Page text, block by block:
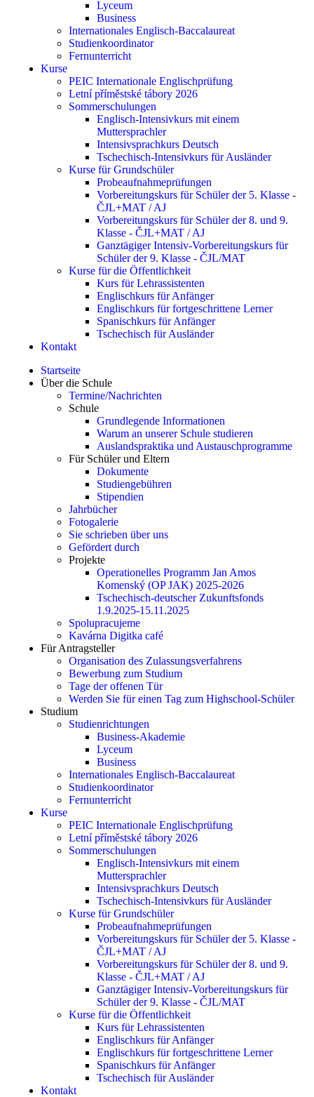
Lyceum
Business
Internationales Englisch-Baccalaureat
Studienkoordinator
Fernunterricht
Kurse
PEIC Internationale Englischprüfung
Letní příměstské tábory 2026
Sommerschulungen
Englisch-Intensivkurs mit einem
Muttersprachler
Intensivsprachkurs Deutsch
Tschechisch-Intensivkurs für Ausländer
Kurse für Grundschüler
Probeaufnahmeprüfungen
Vorbereitungskurs für Schüler der 5. Klasse -
ČJL+MAT / AJ
Vorbereitungskurs für Schüler der 8. und 9.
Klasse - ČJL+MAT / AJ
Ganztägiger Intensiv-Vorbereitungskurs für
Schüler der 9. Klasse - ČJL/MAT
Kurse für die Öffentlichkeit
Kurs für Lehrassistenten
Englischkurs für Anfänger
Englischkurs für fortgeschrittene Lerner
Spanischkurs für Anfänger
Tschechisch für Ausländer
Kontakt
Startseite
Über die Schule
Termine/Nachrichten
Schule
Grundlegende Informationen
Warum an unserer Schule studieren
Auslandspraktika und Austauschprogramme
Für Schüler und Eltern
Dokumente
Studiengebühren
Stipendien
Jahrbücher
Fotogalerie
Sie schrieben über uns
Gefördert durch
Projekte
Operationelles Programm Jan Amos
Komenský (OP JAK) 2025-2026
Tschechisch-deutscher Zukunftsfonds
1.9.2025-15.11.2025
Spolupracujeme
Kavárna Digitka café
Für Antragsteller
Organisation des Zulassungsverfahrens
Bewerbung zum Studium
Tage der offenen Tür
Werden Sie für einen Tag zum Highschool-Schüler
Studium
Studienrichtungen
Business-Akademie
Lyceum
Business
Internationales Englisch-Baccalaureat
Studienkoordinator
Fernunterricht
Kurse
PEIC Internationale Englischprüfung
Letní příměstské tábory 2026
Sommerschulungen
Englisch-Intensivkurs mit einem
Muttersprachler
Intensivsprachkurs Deutsch
Tschechisch-Intensivkurs für Ausländer
Kurse für Grundschüler
Probeaufnahmeprüfungen
Vorbereitungskurs für Schüler der 5. Klasse -
ČJL+MAT / AJ
Vorbereitungskurs für Schüler der 8. und 9.
Klasse - ČJL+MAT / AJ
Ganztägiger Intensiv-Vorbereitungskurs für
Schüler der 9. Klasse - ČJL/MAT
Kurse für die Öffentlichkeit
Kurs für Lehrassistenten
Englischkurs für Anfänger
Englischkurs für fortgeschrittene Lerner
Spanischkurs für Anfänger
Tschechisch für Ausländer
Kontakt